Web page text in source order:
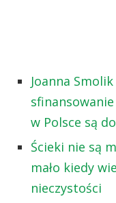
Joanna Smolik
w Polsce są
Ścieki nie są
mało kiedy
nieczystości